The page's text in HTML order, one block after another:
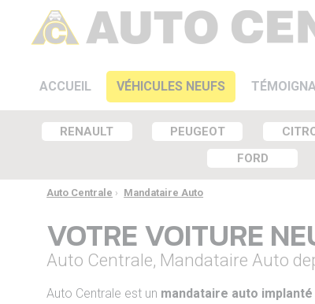
ACCUEIL VÉHICULES NEUFS
RENAULT PEUGEOT
FORD
Auto Centrale › Mandataire Auto
VOTRE VOITURE
Auto Centrale, Mandataire Auto
Auto Centrale est un mandataire auto implanté